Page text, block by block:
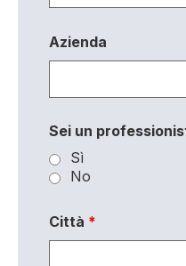
Azienda
Sei un
Sì
No
Città *